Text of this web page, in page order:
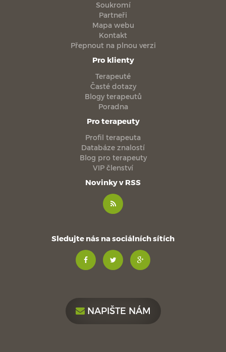
Soukromí
Partneři
Mapa webu
Kontakt
Přepnout na plnou verzi
Pro klienty
Terapeuté
Časté dotazy
Blogy terapeutů
Poradna
Pro terapeuty
Profil terapeuta
Databáze znalostí
Blog pro terapeuty
VIP členství
Novinky v RSS
Sledujte nás na sociálních sítích
NAPIŠTE NÁM